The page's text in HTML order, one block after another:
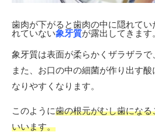
歯肉が下がると歯肉の中に隠れて
れていない象牙質が露出 してきます
象牙質は表面が柔らかくザラザラで
また、お口の中の細菌が作り出す
なりやすくなります。
このように歯の根元がむし歯になる
いいます。